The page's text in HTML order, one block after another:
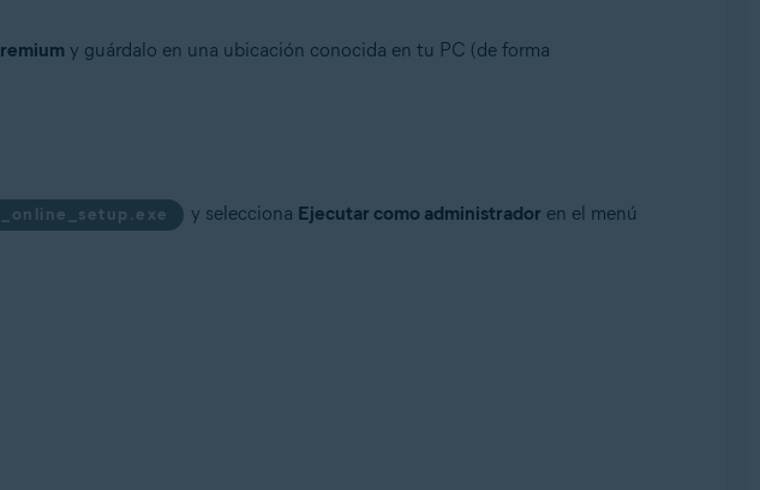
y guárdalo en una ubicación conocida en tu PC (de forma
y selecciona Ejecutar como administrador en el menú